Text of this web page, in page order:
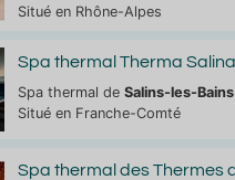
Situé en Rhône-Alpes
Spa thermal Therma Salina
Spa thermal de Salins-les-Bains
Situé en Franche-Comté
Spa thermal des Thermes